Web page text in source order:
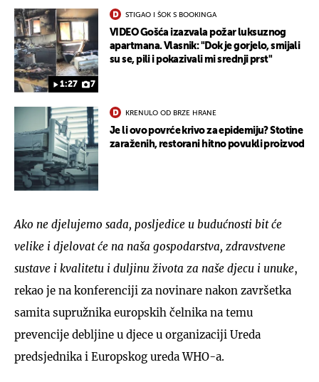
1:27 7
STIGAO I ŠOK S BOOKINGA
VIDEO Gošća izazvala požar luksuznog
apartmana. Vlasnik: "Dok je gorjelo, smijali
su se, pili i pokazivali mi srednji prst"
KRENULO OD BRZE HRANE
Je li ovo povrće krivo za epidemiju? Stotine
zaraženih, restorani hitno povukli proizvod
Ako ne djelujemo sada, posljedice u budućnosti bit će
velike i djelovat će na naša gospodarstva, zdravstvene
sustave i kvalitetu i duljinu života za naše djecu i unuke,
rekao je na konferenciji za novinare nakon završetka
samita supružnika europskih čelnika na temu
prevencije debljine u djece u organizaciji Ureda
predsjednika i Europskog ureda WHO-a.